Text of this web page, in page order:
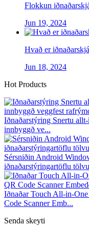
Flokkun
Jun 19, 2024
Hvað er
Jun 18, 2024
Hot Products
Iðnaðarstýring Snertu
innbyggð ve...
Sérsniðin Android
iðnaðarstýringartöflu tölvu
Iðnaðar Touch All-in-
Code Scanner Emb...
Senda skeyti